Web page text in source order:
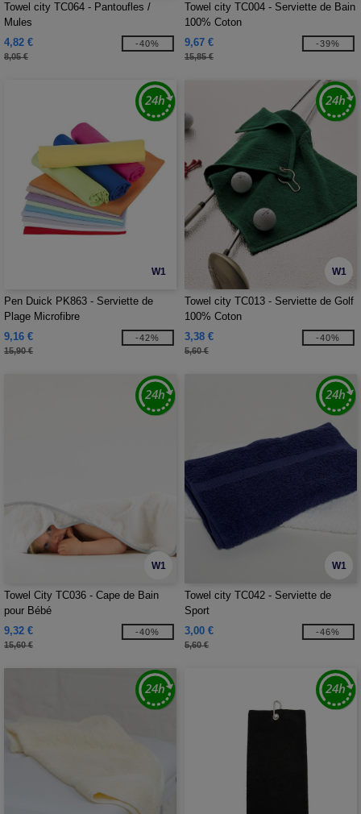
Towel city TC064 - Pantoufles /
Mules
4,82 €
8,05 €
-40%
Towel city TC004 - Serviette de Bain
100% Coton
9,67 €
15,85 €
-39%
W1
Pen Duick PK863 - Serviette de
Plage Microfibre
9,16 €
15,90 €
-42%
W1
Towel city TC013 - Serviette de Golf
100% Coton
3,38 €
5,60 €
-40%
W1
Towel City TC036 - Cape de Bain
pour Bébé
9,32 €
15,60 €
-40%
W1
Towel city TC042 - Serviette de
Sport
3,00 €
5,60 €
-46%